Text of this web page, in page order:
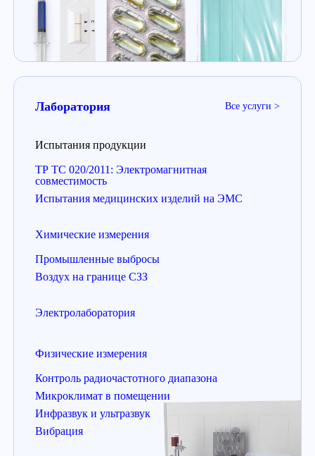
Лаборатория Все услуги >
Испытания продукции
ТР ТС 020/2011: Электромагнитная
совместимость
Испытания медицинских изделий на ЭМС
Химические измерения
Промышленные выбросы
Воздух на границе СЗЗ
Электролаборатория
Физические измерения
Контроль радиочастотного диапазона
Микроклимат в помещении
Инфразвук и ультразвук
Вибрация